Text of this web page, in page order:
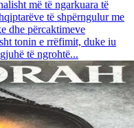
më të ngarkuara të
të shpërngulur me
dhe përcaktimeve
tonin e rrëfimit, duke iu
të ngrohtë...